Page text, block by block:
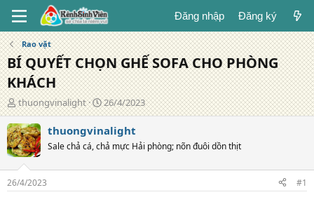
Đăng nhập Đăng ký
Rao vặt
BÍ QUYẾT CHỌN GHẾ SOFA CHO PHÒNG
KHÁCH
T
á
c
g
i
ả
thuongvinalight
N
g
à
y
đ
g
26/4/2023
thuongvinalight
Sale chả cá, chả mực Hải phòng; nõn đuôi dồn thịt
26/4/2023 #1